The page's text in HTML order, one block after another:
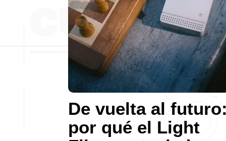
De vuelta al
por qué el Light